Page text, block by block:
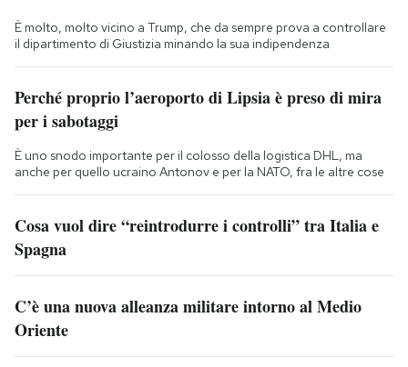
È molto, molto vicino a Trump, che da sempre prova a controllare
il dipartimento di Giustizia minando la sua indipendenza
Perché proprio l’aeroporto di Lipsia è preso di mira
per i sabotaggi
È uno snodo importante per il colosso della logistica DHL, ma
anche per quello ucraino Antonov e per la NATO, fra le altre cose
Cosa vuol dire “reintrodurre i controlli” tra Italia e
Spagna
C’è una nuova alleanza militare intorno al Medio
Oriente